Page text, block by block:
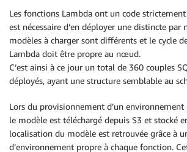
Les fonctions Lambda ont un code
est nécessaire d’en déployer une distincte par
modèles à charger sont différents et le cycle
Lambda doit être propre au nœud.
C’est ainsi à ce jour un total de 360 couples
déployés, ayant une structure semblable au
Lors du provisionnement d’un environnement
le modèle est téléchargé depuis S3 et stocké
localisation du modèle est retrouvée grâce à
d’environnement propre à chaque fonction.